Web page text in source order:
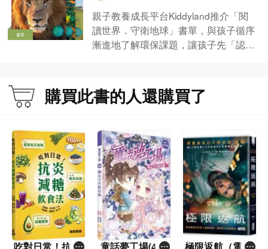
書單
親子教養成長平台Kiddyland推介「閱
讀世界．守衛地球」書單，與孩子循序
漸進地了解環保課題，讓孩子先「認識
解更多﹕https://bit.ly/2VmlJZb
購買此書的人還購買了